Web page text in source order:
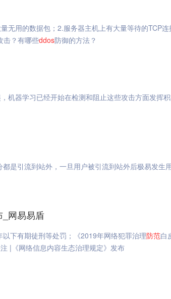
无用的数据包；2.服务器主机上有大量等待的TCP连
击？有哪些ddos防御的方法？
机器学习已经开始在检测和阻止这些攻击方面发挥
是引流到站外，一旦用户被引流到站外后极易发生
网易易盾
下有期徒刑等处罚；《2019年网络犯罪治理防范白
|《网络信息内容生态治理规定》发布